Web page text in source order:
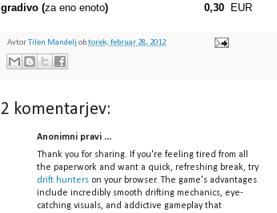
gradivo (za eno enoto) 0,30 EUR
AvtorTilen Mandelj obtorek, februar 28, 2012
2 komentarjev:
Anonimni pravi ...
Thank you for sharing. If you're feeling tired from all
the paperwork and want a quick, refreshing break, try
drift hunters on your browser. The game's advantages
include incredibly smooth drifting mechanics, eye-
catching visuals, and addictive gameplay that